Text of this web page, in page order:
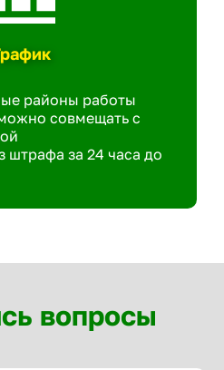
районы работы
совмещать с
штрафа за 24 часа до
вопросы